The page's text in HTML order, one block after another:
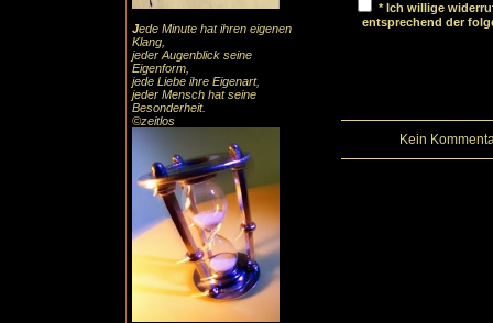
Jede Minute hat ihren eigenen
Klang,
jeder Augenblick seine
Eigenform,
jede Liebe ihre Eigenart,
jeder Mensch hat seine
Besonderheit.
©zeitlos
* Ich willige
entsprechend der
Kein